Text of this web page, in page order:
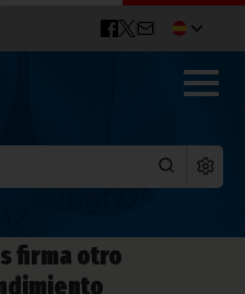
firma otro